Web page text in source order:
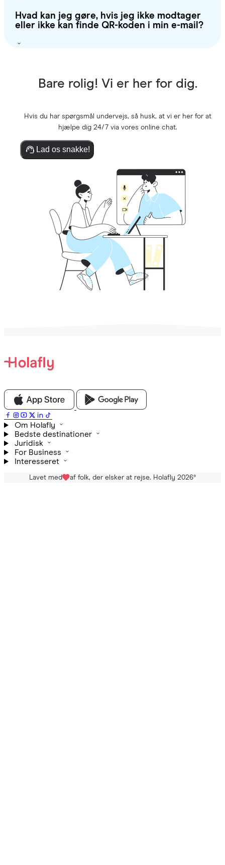
Hvad kan jeg gøre, hvis jeg ikke modtager
eller ikke kan finde QR-koden i min e-mail?
Bare rolig! Vi er her for dig.
Hvis du har spørgsmål undervejs, så husk, at vi er her for at
hjælpe dig 24/7 via vores online chat.
Lad os snakke!
Om Holafly
Bedste destinationer
Juridisk
For Business
Interesseret
Lavet med af folk, der elsker at rejse. Holafly 2026®